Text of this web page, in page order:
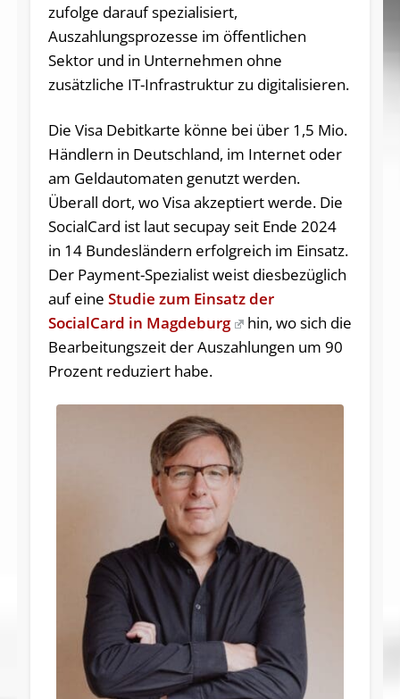
zufolge darauf spezialisiert,
Auszahlungsprozesse im öffentlichen
Sektor und in Unternehmen ohne
zusätzliche IT-Infrastruktur zu digitalisieren.
Die Visa Debitkarte könne bei über 1,5 Mio.
Händlern in Deutschland, im Internet oder
am Geldautomaten genutzt werden.
Überall dort, wo Visa akzeptiert werde. Die
SocialCard ist laut secupay seit Ende 2024
in 14 Bundesländern erfolgreich im Einsatz.
Der Payment-Spezialist weist diesbezüglich
auf eine Studie zum Einsatz der
SocialCard in Magdeburg
hin, wo sich die
Bearbeitungszeit der Auszahlungen um 90
Prozent reduziert habe.